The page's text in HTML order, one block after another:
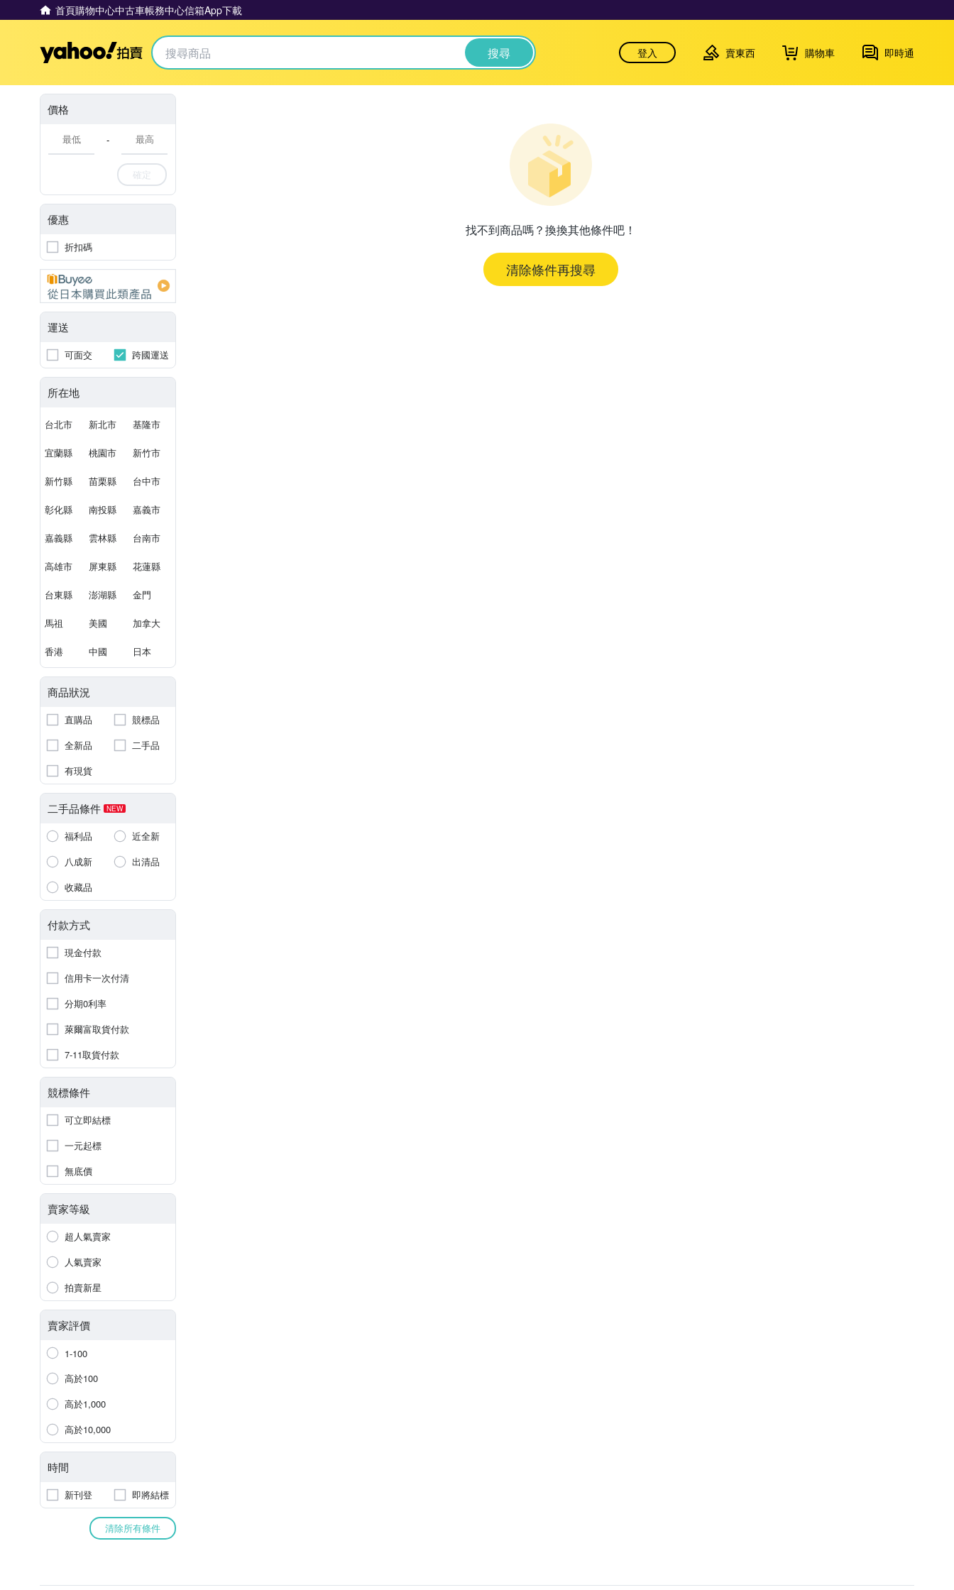
首頁購物中心中古車帳務中心信箱App下載
Yahoo拍賣 搜尋 登入 賣東西 購物車 即時通
價格
-
確定
優惠
折扣碼
運送
可面交 跨國運送
所在地
台北市 新北市 基隆市
宜蘭縣 桃園市 新竹市
新竹縣 苗栗縣 台中市
彰化縣 南投縣 嘉義市
嘉義縣 雲林縣 台南市
高雄市 屏東縣 花蓮縣
台東縣 澎湖縣 金門
馬祖 美國 加拿大
香港 中國 日本
商品狀況
直購品
競標品
全新品
二手品
有現貨
二手品條件 NEW
福利品
近全新
八成新
出清品
收藏品
付款方式
現金付款
信用卡一次付清
分期0利率
萊爾富取貨付款
7-11取貨付款
競標條件
可立即結標
一元起標
無底價
賣家等級
超人氣賣家
人氣賣家
拍賣新星
賣家評價
1-100
高於100
高於1,000
高於10,000
時間
新刊登 即將結標
清除所有條件
找不到商品嗎？換換其他條件吧！
清除條件再搜尋